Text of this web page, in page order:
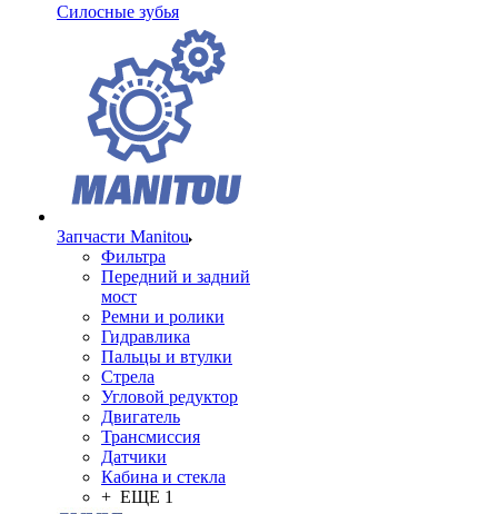
Cилосные зубья
Запчасти Manitou
Фильтра
Передний и задний
мост
Ремни и ролики
Гидравлика
Пальцы и втулки
Стрела
Угловой редуктор
Двигатель
Трансмиссия
Датчики
Кабина и стекла
+ ЕЩЕ 1